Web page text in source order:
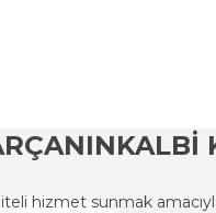
Yorum Yaz
Soru Sor
Deneyimini
hizmet sunmak